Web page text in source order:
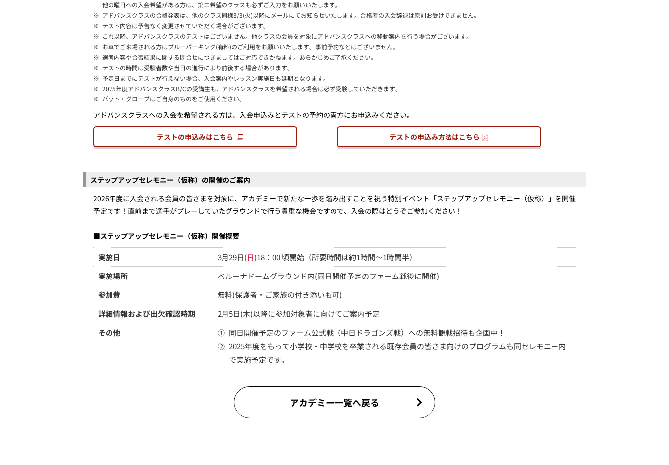
他の曜日への入会希望がある方は、第二希望のクラスも必ずご入力をお願いいたします。
※ アドバンスクラスの合格発表は、他のクラス同様3/3(火)以降にメールにてお知らせいたします。合格者の入会辞退は原則お受けできません。
※ テスト内容は予告なく変更させていただく場合がございます。
※ これ以降、アドバンスクラスのテストはございません。他クラスの会員を対象にアドバンスクラスへの移動案内を行う場合がございます。
※ お車でご来場される方はブルーパーキング(有料)のご利用をお願いいたします。事前予約などはございません。
※ 選考内容や合否結果に関する問合せにつきましてはご対応できかねます。あらかじめご了承ください。
※ テストの時間は受験者数や当日の進行により前後する場合があります。
※ 予定日までにテストが行えない場合、入会案内やレッスン実施日も延期となります。
※ 2025年度アドバンスクラスB/Cの受講生も、アドバンスクラスを希望される場合は必ず受験していただきます。
※ バット・グローブはご自身のものをご使用ください。
アドバンスクラスへの入会を希望される方は、入会申込みとテストの予約の両方にお申込みください。
テストの申込みはこちら テストの申込み方法はこちら
ステップアップセレモニー（仮称）の開催のご案内
2026年度に入会される会員の皆さまを対象に、アカデミーで新たな一歩を踏み出すことを祝う特別イベント「ステップアップセレモニー（仮称）」を開催
予定です！直前まで選手がプレーしていたグラウンドで行う貴重な機会ですので、入会の際はどうぞご参加ください！
■ステップアップセレモニー（仮称）開催概要
実施日 3月29日(日)18：00 頃開始（所要時間は約1時間～1時間半）
実施場所
ベルーナドームグラウンド内(同日開催予定のファーム戦後に開催)
参加費
無料(保護者・ご家族の付き添いも可)
詳細情報および出欠確認時期
2月5日(木)以降に参加対象者に向けてご案内予定
その他
① 同日開催予定のファーム公式戦（中日ドラゴンズ戦）への無料観戦招待も企画中！
② 2025年度をもって小学校・中学校を卒業される既存会員の皆さま向けのプログラムも同セレモニー内
で実施予定です。
アカデミー一覧へ戻る